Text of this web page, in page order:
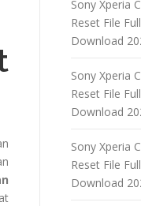
Sony Xperia
Reset File
Download
Sony Xperia
Reset File
Download
Sony Xperia
Reset File
Download